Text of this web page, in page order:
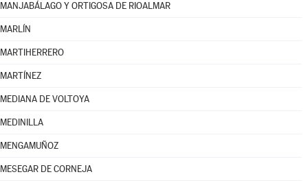
MANJABÁLAGO Y ORTIGOSA DE RIOALMAR
MARLÍN
MARTIHERRERO
MARTÍNEZ
MEDIANA DE VOLTOYA
MEDINILLA
MENGAMUÑOZ
MESEGAR DE CORNEJA